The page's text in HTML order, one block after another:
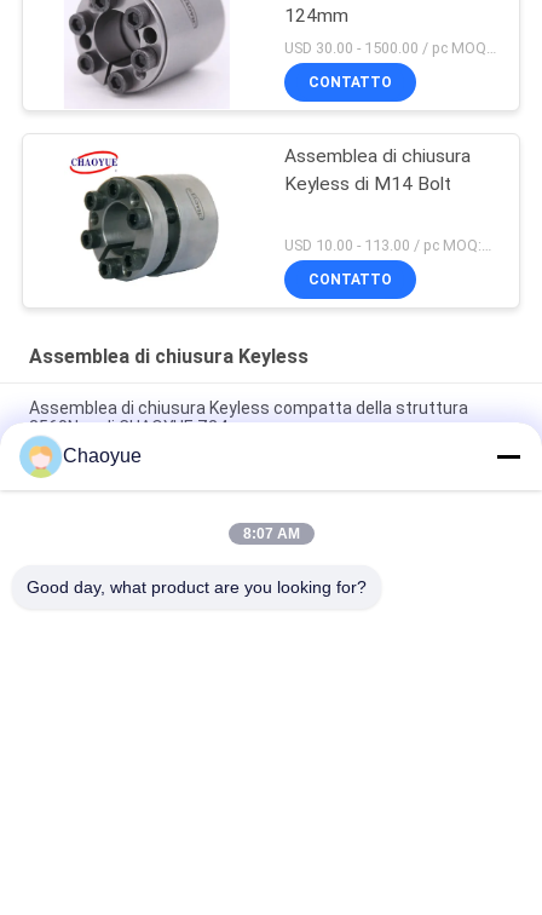
124mm
USD 30.00 - 1500.00 / pc MOQ:1 PC
CONTATTO
Assemblea di chiusura
Keyless di M14 Bolt
USD 10.00 - 113.00 / pc MOQ:PC 5
CONTATTO
Assemblea di chiusura Keyless
Assemblea di chiusura Keyless compatta della struttura
3560N.m di CHAOYUE Z24
Acciaio Keyless del giunto di dilatazione della manica della
forza assiale di identificazione 38kN di 36mm
Morsetto Keyless gonfiato dell'asse dell'Assemblea di
Chaoyue
8:07 AM
Good day, what product are you looking for?